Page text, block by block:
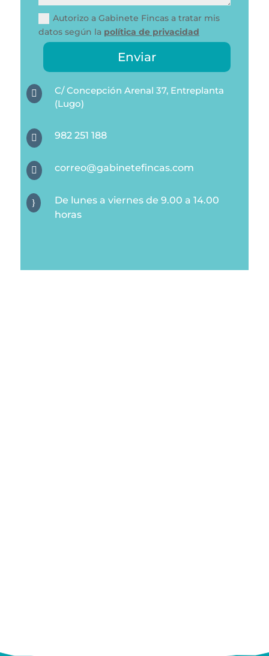
Autorizo a Gabinete Fincas a tratar mis
datos según la política de privacidad
Enviar

C/ Concepción Arenal 37, Entreplanta
(Lugo)
 982 251 188
 correo@gabinetefincas.com
}
De lunes a viernes de 9.00 a 14.00
horas